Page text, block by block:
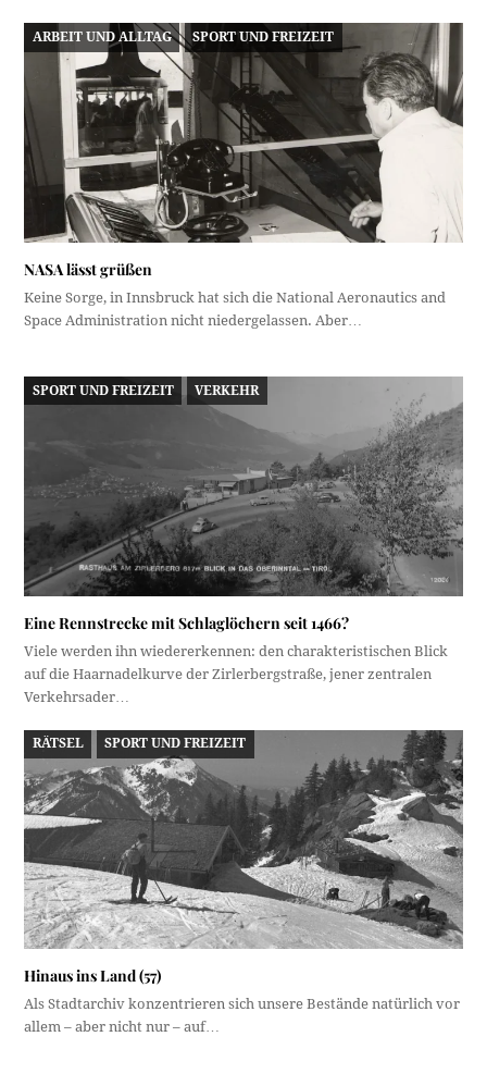
ARBEIT UND ALLTAG SPORT UND FREIZEIT
NASA lässt grüßen
Keine Sorge, in Innsbruck hat sich die National Aeronautics and
Space Administration nicht niedergelassen. Aber…
SPORT UND FREIZEIT VERKEHR
Eine Rennstrecke mit Schlaglöchern seit 1466?
Viele werden ihn wiedererkennen: den charakteristischen Blick
auf die Haarnadelkurve der Zirlerbergstraße, jener zentralen
Verkehrsader…
RÄTSEL SPORT UND FREIZEIT
Hinaus ins Land (57)
Als Stadtarchiv konzentrieren sich unsere Bestände natürlich vor
allem – aber nicht nur – auf…